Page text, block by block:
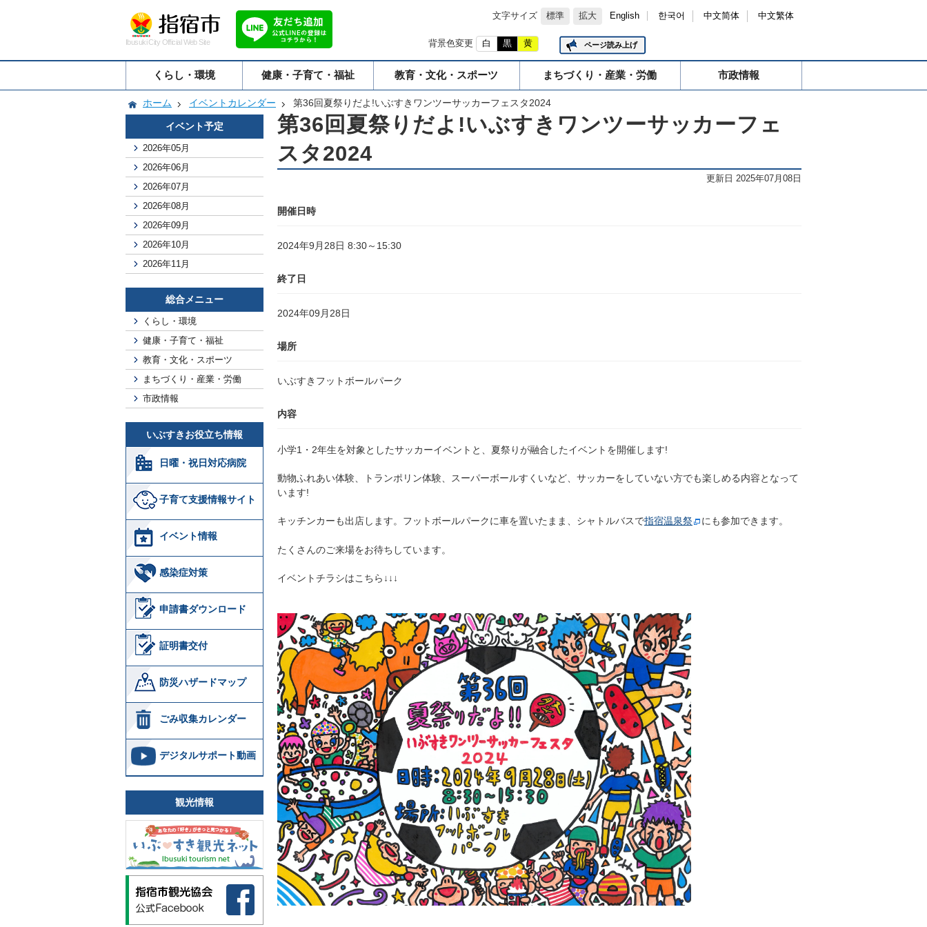
文字サイズ 標準 拡大 English 한국어 中文简体 中文繁体
Ibusuki City Official Web Site 背景色変更 白 黒 黄 ページ読み上げ
くらし・環境 健康・子育て・福祉 教育・文化・スポーツ まちづくり・産業・労働 市政情報
ホーム イベントカレンダー 第36回夏祭りだよ!いぶすきワンツーサッカーフェスタ2024
イベント予定
2026年05月
2026年06月
2026年07月
2026年08月
2026年09月
2026年10月
2026年11月
総合メニュー
くらし・環境
健康・子育て・福祉
教育・文化・スポーツ
まちづくり・産業・労働
市政情報
いぶすきお役立ち情報
日曜・祝日対応病院
子育て支援情報サイト
イベント情報
感染症対策
申請書ダウンロード
証明書交付
防災ハザードマップ
ごみ収集カレンダー
デジタルサポート動画
観光情報
第36回夏祭りだよ!いぶすきワンツーサッカーフェ
スタ2024
更新日 2025年07月08日
開催日時
2024年9月28日 8:30～15:30
終了日
2024年09月28日
場所
いぶすきフットボールパーク
内容
小学1・2年生を対象としたサッカーイベントと、夏祭りが融合したイベントを開催します!
動物ふれあい体験、トランポリン体験、スーパーボールすくいなど、サッカーをしていない方でも楽しめる内容となって
います!
キッチンカーも出店します。フットボールパークに車を置いたまま、シャトルバスで指宿温泉祭 にも参加できます。
たくさんのご来場をお待ちしています。
イベントチラシはこちら↓↓↓